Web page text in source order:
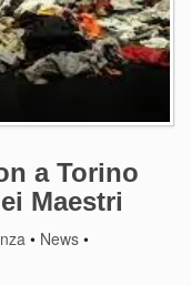
a Torino
Maestri
• News •